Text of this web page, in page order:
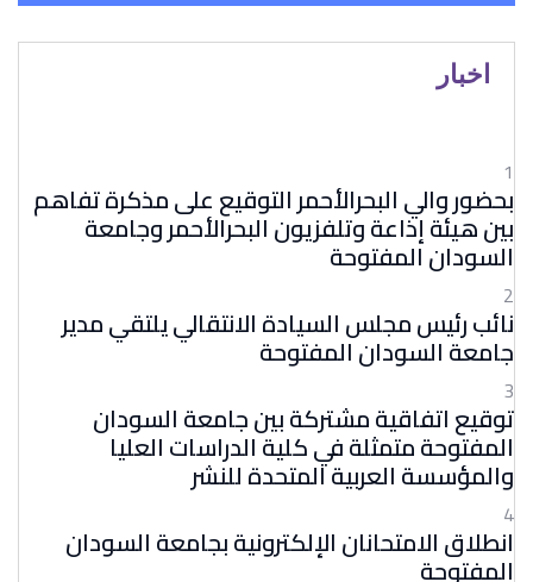
اخبار
1
بحضور والي البحرالأحمر التوقيع على مذكرة تفاهم
بين هيئة إذاعة وتلفزيون البحرالأحمر وجامعة
السودان المفتوحة
2
نائب رئيس مجلس السيادة الانتقالي يلتقي مدير
جامعة السودان المفتوحة
3
توقيع اتفاقية مشتركة بين جامعة السودان
المفتوحة متمثلة في كلية الدراسات العليا
والمؤسسة العربية المتحدة للنشر
4
انطلاق الامتحانان الإلكترونية بجامعة السودان
المفتوحة